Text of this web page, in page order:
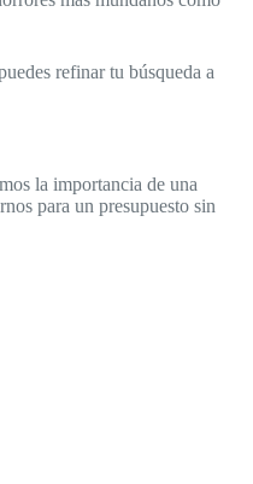
refinar tu búsqueda a
la importancia de una
para un presupuesto sin